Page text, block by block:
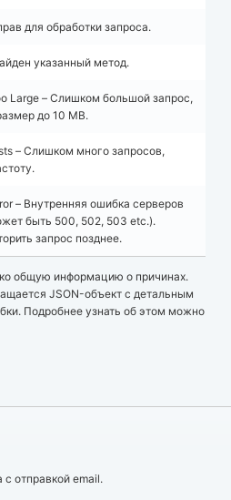
для обработки запроса.
указанный метод.
Large – Слишком большой запрос,
до 10 МB.
– Слишком много запросов,
– Внутренняя ошибка серверов
быть 500, 502, 503 etc.).
запрос позднее.
общую информацию о причинах.
JSON-объект с детальным
Подробнее узнать об этом можно
отправкой email.